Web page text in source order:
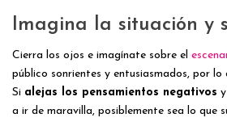
Imagina la situación y
Cierra los ojos e imagínate sobre el
público sonrientes y entusiasmados, por lo
Si alejas los pensamientos negativos
a ir de maravilla, posiblemente sea lo que